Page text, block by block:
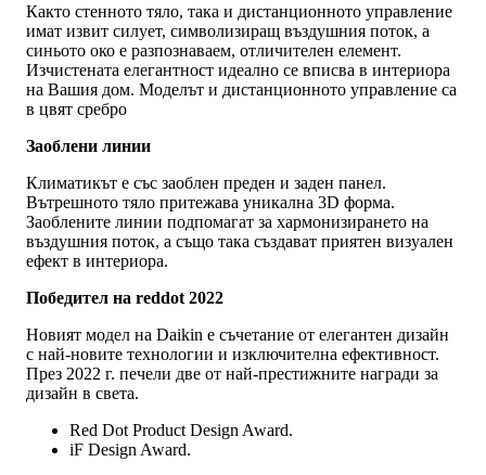
Както стенното тяло, така и дистанционното управление
имат извит силует, символизиращ въздушния поток, а
синьото око е разпознаваем, отличителен елемент.
Изчистената елегантност идеално се вписва в интериора
на Вашия дом. Моделът и дистанционното управление са
в цвят сребро
Заоблени линии
Климатикът е със заоблен преден и заден панел.
Вътрешното тяло притежава уникална 3D форма.
Заоблените линии подпомагат за хармонизирането на
въздушния поток, а също така създават приятен визуален
ефект в интериора.
Победител на reddot 2022
Новият модел на Daikin е съчетание от елегантен дизайн
с най-новите технологии и изключителна ефективност.
През 2022 г. печели две от най-престижните награди за
дизайн в света.
Red Dot Product Design Award.
iF Design Award.